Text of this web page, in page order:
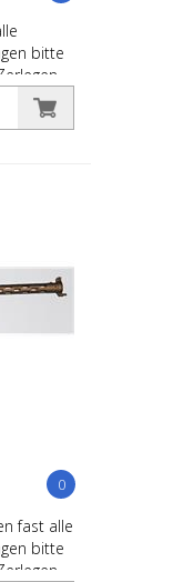
bitte
0
fast alle
bitte